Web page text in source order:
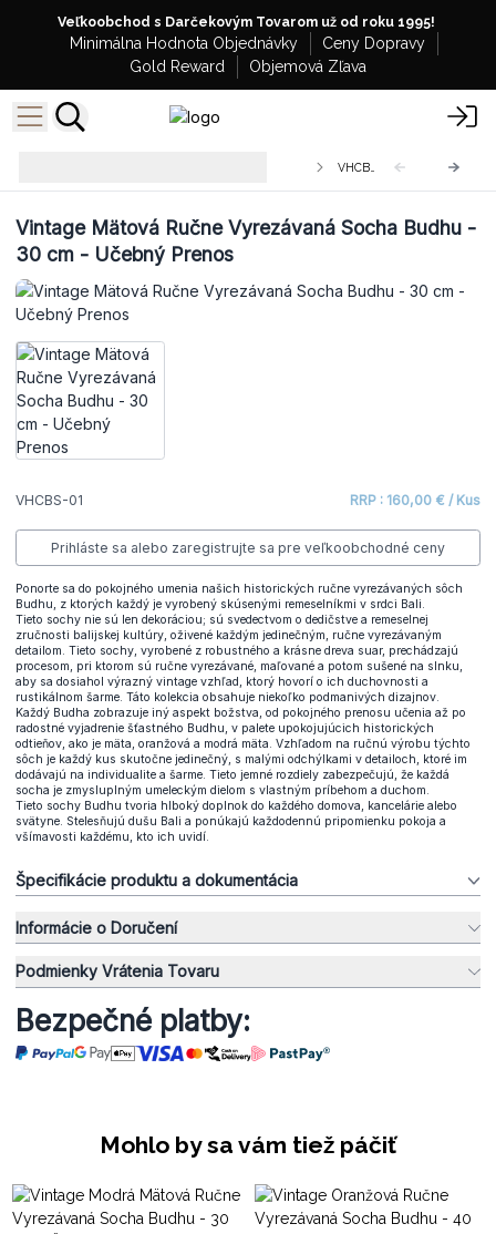
Veľkoobchod s Darčekovým Tovarom už od roku 1995!
Minimálna Hodnota Objednávky
Ceny Dopravy
Gold Reward
Objemová Zľava
VHCBS-01
Vintage Mätová Ručne Vyrezávaná Socha Budhu -
30 cm - Učebný Prenos
VHCBS-01 RRP : 160,00 € / Kus
Prihláste sa alebo zaregistrujte sa pre veľkoobchodné ceny
Ponorte sa do pokojného umenia našich historických ručne vyrezávaných sôch
Budhu, z ktorých každý je vyrobený skúsenými remeselníkmi v srdci Bali.
Tieto sochy nie sú len dekoráciou; sú svedectvom o dedičstve a remeselnej
zručnosti balijskej kultúry, oživené každým jedinečným, ručne vyrezávaným
detailom. Tieto sochy, vyrobené z robustného a krásne dreva suar, prechádzajú
procesom, pri ktorom sú ručne vyrezávané, maľované a potom sušené na slnku,
aby sa dosiahol výrazný vintage vzhľad, ktorý hovorí o ich duchovnosti a
rustikálnom šarme. Táto kolekcia obsahuje niekoľko podmanivých dizajnov.
Každý Budha zobrazuje iný aspekt božstva, od pokojného prenosu učenia až po
radostné vyjadrenie šťastného Budhu, v palete upokojujúcich historických
odtieňov, ako je mäta, oranžová a modrá mäta. Vzhľadom na ručnú výrobu týchto
sôch je každý kus skutočne jedinečný, s malými odchýlkami v detailoch, ktoré im
dodávajú na individualite a šarme. Tieto jemné rozdiely zabezpečujú, že každá
socha je zmysluplným umeleckým dielom s vlastným príbehom a duchom.
Tieto sochy Budhu tvoria hlboký doplnok do každého domova, kancelárie alebo
svätyne. Stelesňujú dušu Bali a ponúkajú každodennú pripomienku pokoja a
všímavosti každému, kto ich uvidí.
Špecifikácie produktu a dokumentácia
Informácie o Doručení
Podmienky Vrátenia Tovaru
Bezpečné platby:
Mohlo by sa vám tiež páčiť